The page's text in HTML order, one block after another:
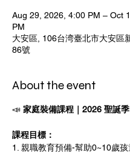
Aug 29, 2026, 4:00 PM – Oct
PM
大安區, 106台湾臺北市大安區
86號
About the event
📣 家庭裝備課程｜2026 聖誕
課程目標：
1. 親職教育預備-幫助0~10歲